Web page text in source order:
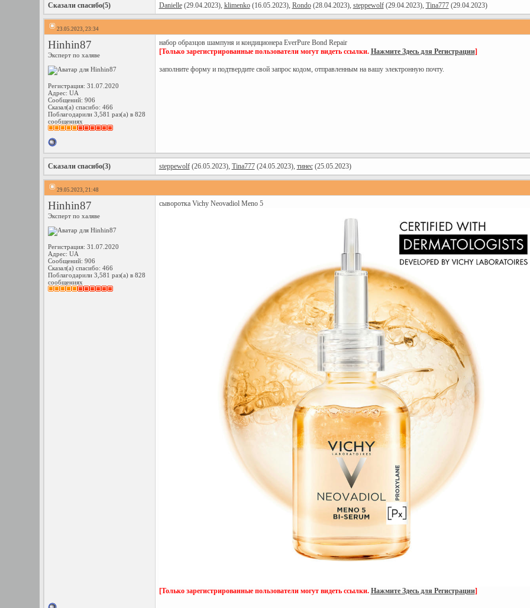
Сказали спасибо(5) Danielle(29.04.2023), klimenko(16.05.2023), Rondo(28.04.2023), steppewolf(29.04.2023), Tina777(29.04.2023)
23.05.2023, 23:34
Hinhin87
Эксперт по халяве
Регистрация: 31.07.2020
Адрес: UA
Сообщений: 906
Сказал(а) спасибо: 466
Поблагодарили 3,581 раз(а) в 828
сообщениях
набор образцов шампуня и кондиционера EverPure Bond Repair
[Только зарегистрированные пользователи могут видеть ссылки. Нажмите Здесь для Регистрации]
заполните форму и подтвердите свой запрос кодом, отправленным на вашу электронную почту.
Сказали спасибо(3) steppewolf(26.05.2023), Tina777(24.05.2023), тинес(25.05.2023)
29.05.2023, 21:48
Hinhin87
Эксперт по халяве
Регистрация: 31.07.2020
Адрес: UA
Сообщений: 906
Сказал(а) спасибо: 466
Поблагодарили 3,581 раз(а) в 828
сообщениях
сыворотка Vichy Neovadiol Meno 5
[Только зарегистрированные пользователи могут видеть ссылки. Нажмите Здесь для Регистрации]